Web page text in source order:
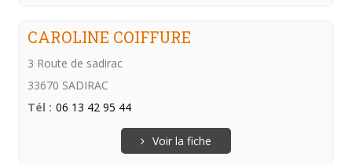
CAROLINE COIFFURE
3 Route de sadirac
33670 SADIRAC
Tél : 06 13 42 95 44
Voir la fiche